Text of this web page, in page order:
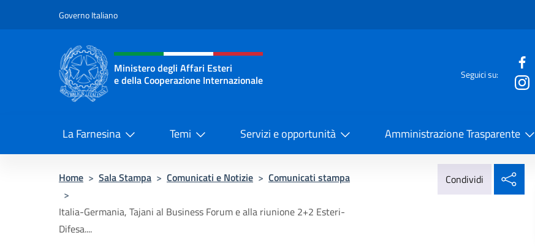
Governo Italiano
Intestazione sito, social e menù
Ministero degli Affari Esteri
e della Cooperazione Internazionale
Seguici su:
La Farnesina Temi Servizi e opportunità Amministrazione Trasparente
Home > Sala Stampa > Comunicati e Notizie > Comunicati stampa
>
Italia-Germania, Tajani al Business Forum e alla riunione 2+2 Esteri-
Difesa....
Condividi